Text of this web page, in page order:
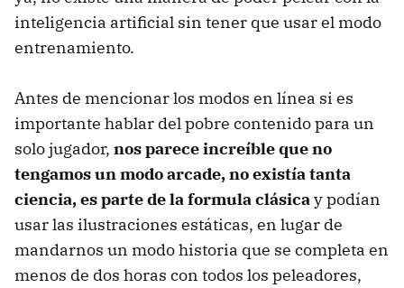
inteligencia artificial sin tener que usar el modo
entrenamiento.
Antes de mencionar los modos en línea si es
importante hablar del pobre contenido para un
solo jugador, nos parece increíble que no
tengamos un modo arcade, no existía tanta
ciencia, es parte de la formula clásica y podían
usar las ilustraciones estáticas, en lugar de
mandarnos un modo historia que se completa en
menos de dos horas con todos los peleadores,